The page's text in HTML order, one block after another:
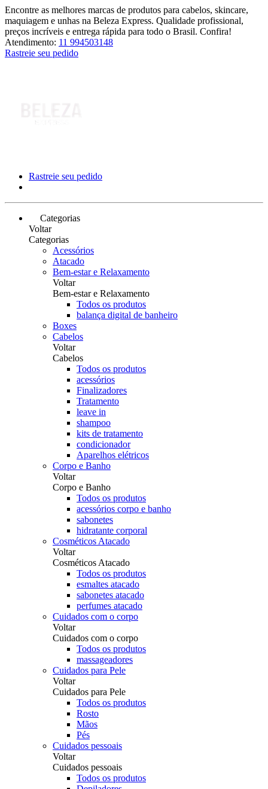
Encontre as melhores marcas de produtos para cabelos, skincare,
maquiagem e unhas na Beleza Express. Qualidade profissional,
preços incríveis e entrega rápida para todo o Brasil. Confira!
Atendimento: 11 994503148
Rastreie seu pedido
Rastreie seu pedido
Categorias
Voltar
Categorias
Acessórios
Atacado
Bem-estar e Relaxamento
Voltar
Bem-estar e Relaxamento
Todos os produtos
balança digital de banheiro
Boxes
Cabelos
Voltar
Cabelos
Todos os produtos
acessórios
Finalizadores
Tratamento
leave in
shampoo
kits de tratamento
condicionador
Aparelhos elétricos
Corpo e Banho
Voltar
Corpo e Banho
Todos os produtos
acessórios corpo e banho
sabonetes
hidratante corporal
Cosméticos Atacado
Voltar
Cosméticos Atacado
Todos os produtos
esmaltes atacado
sabonetes atacado
perfumes atacado
Cuidados com o corpo
Voltar
Cuidados com o corpo
Todos os produtos
massageadores
Cuidados para Pele
Voltar
Cuidados para Pele
Todos os produtos
Rosto
Mãos
Pés
Cuidados pessoais
Voltar
Cuidados pessoais
Todos os produtos